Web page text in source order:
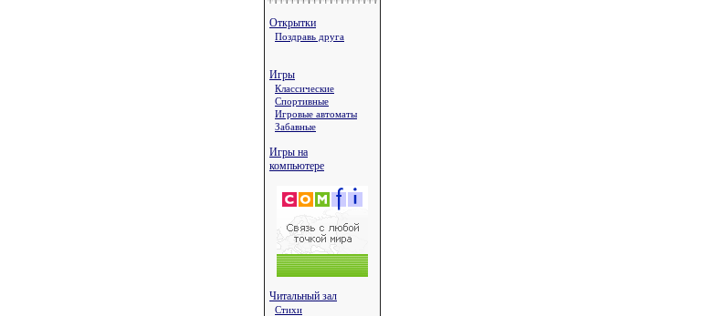
Открытки
Поздравь друга
Игры
Классические
Спортивные
Игровые автоматы
Забавные
Игры на
компьютере
Читальный зал
Стихи